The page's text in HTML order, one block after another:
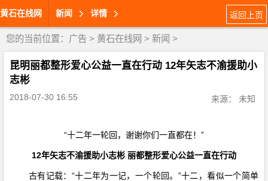
黄石在线网 新闻 详情 返回上页
您的当前位置： 广告 > 黄石在线网 > 新闻 >
昆明丽都整形爱心公益一直在行动 12年矢志不渝援助小
志彬
2018-07-30 16:55 来源： 未知
“十二年一轮回，谢谢你们一直都在！”
12年矢志不渝援助小志彬 丽都整形爱心公益一直在行动
古有记载：“十二年为一记，一个轮回。”十二，看似一个简单